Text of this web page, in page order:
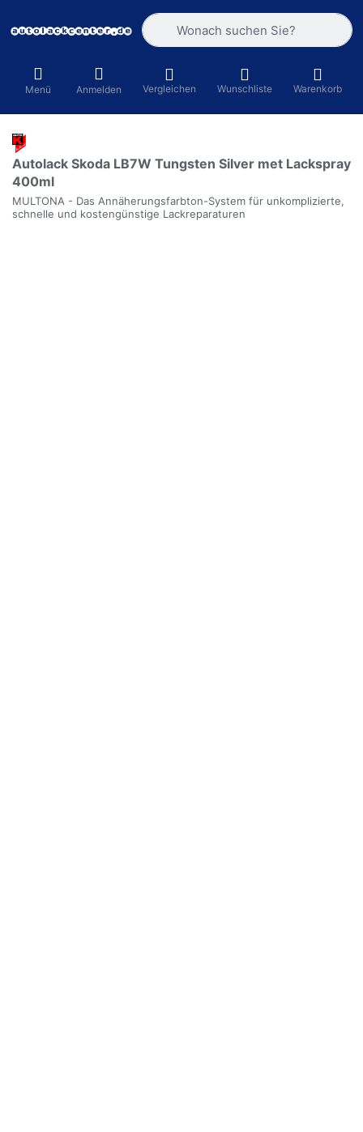
Geben Sie einen Suchbegriff ein.
Menü Anmelden Vergleichen Wunschliste Warenkorb
Autolack Skoda LB7W Tungsten Silver met Lackspray
400ml
MULTONA - Das Annäherungsfarbton-System für unkomplizierte,
schnelle und kostengünstige Lackreparaturen